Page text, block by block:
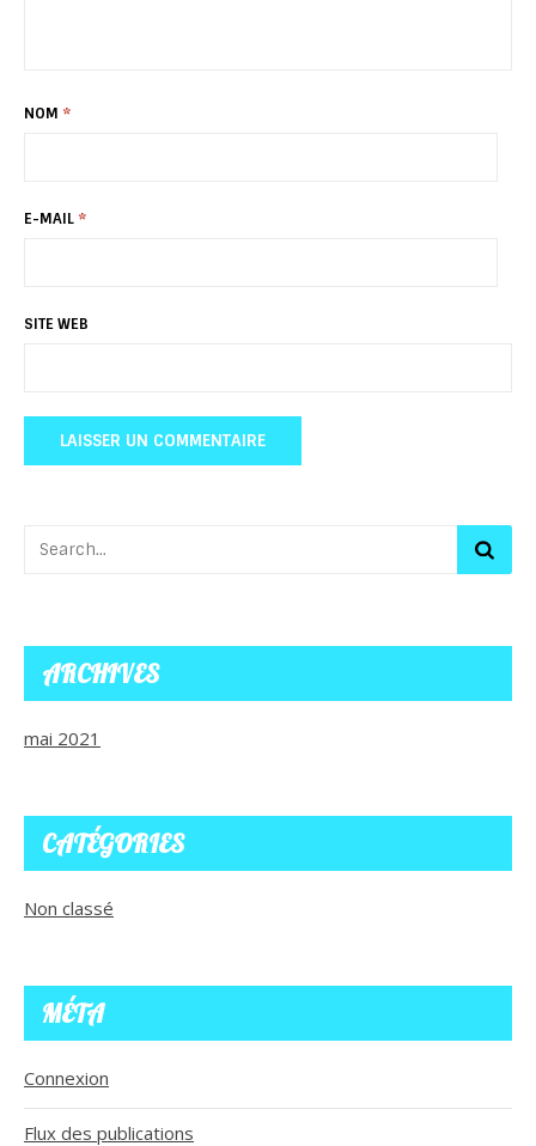
NOM *
E-MAIL *
SITE WEB
ARCHIVES
mai 2021
CATÉGORIES
Non classé
MÉTA
Connexion
Flux des publications